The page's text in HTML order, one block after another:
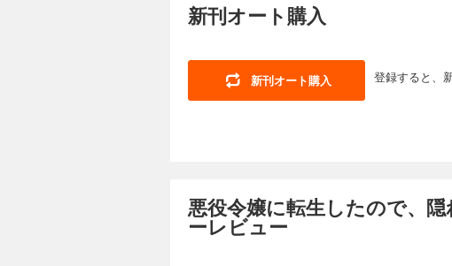
新刊オート購入
新刊オート購入 登録すると、
悪役令嬢に転生したので、
ーレビュー